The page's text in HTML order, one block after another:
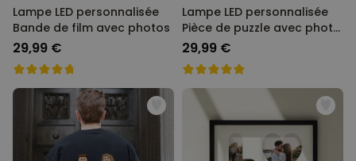
Lampe LED personnalisée
Bande de film avec photos
29,99 €
Lampe LED personnalisée
Pièce de puzzle avec photo
et texte
29,99 €